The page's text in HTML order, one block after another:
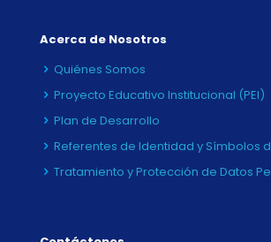
Acerca de Nosotros
Quiénes Somos
Proyecto Educativo Institucional (PEI)
Plan de Desarrollo
Referentes de Identidad y Símbolos
Tratamiento y Protección de Datos